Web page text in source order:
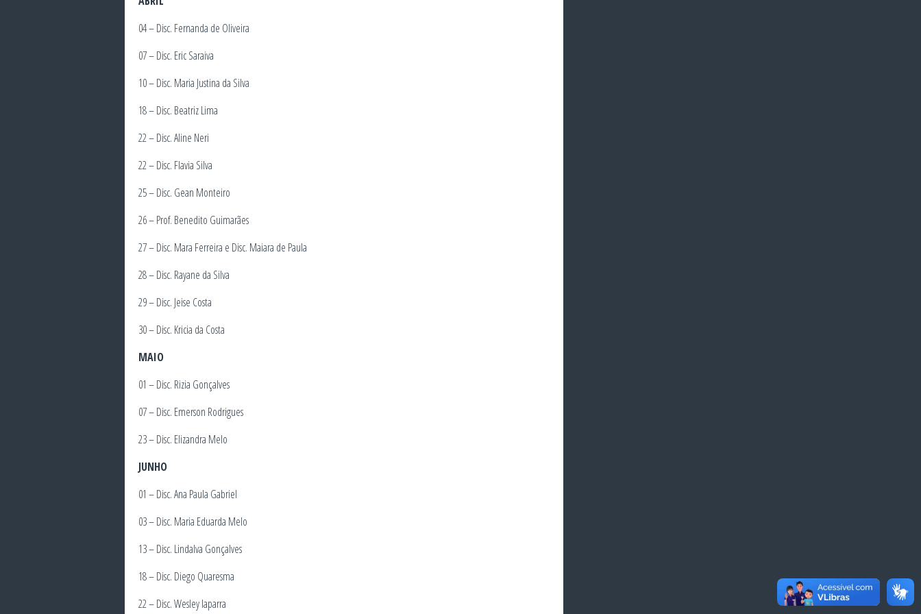
04 – Disc. Fernanda de Oliveira
07 – Disc. Eric Saraiva
10 – Disc. Maria Justina da Silva
18 – Disc. Beatriz Lima
22 – Disc. Aline Neri
22 – Disc. Flavia Silva
25 – Disc. Gean Monteiro
26 – Prof. Benedito Guimarães
27 – Disc. Mara Ferreira e Disc. Maiara de Paula
28 – Disc. Rayane da Silva
29 – Disc. Jeise Costa
30 – Disc. Kricia da Costa
MAIO
01 – Disc. Rizia Gonçalves
07 – Disc. Emerson Rodrigues
23 – Disc. Elizandra Melo
JUNHO
01 – Disc. Ana Paula Gabriel
03 – Disc. Maria Eduarda Melo
13 – Disc. Lindalva Gonçalves
18 – Disc. Diego Quaresma
22 – Disc. Wesley Iaparra